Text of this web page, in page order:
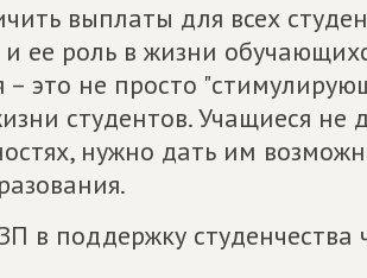
выплаты для всех
ее роль в жизни
это не просто
студентов. Учащиеся не
нужно дать им
в поддержку студенчества